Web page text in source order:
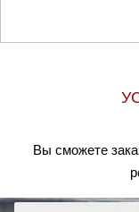
Вы сможете